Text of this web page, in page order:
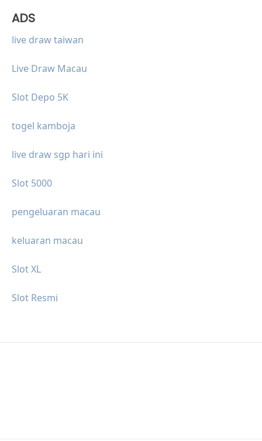
ADS
live draw taiwan
Live Draw Macau
Slot Depo 5K
togel kamboja
live draw sgp hari ini
Slot 5000
pengeluaran macau
keluaran macau
Slot XL
Slot Resmi